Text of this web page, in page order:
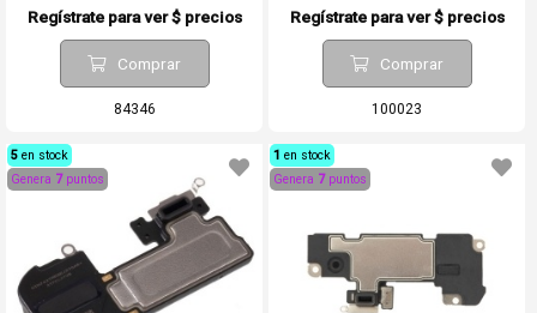
Regístrate para ver $ precios
Comprar
84346
Regístrate para ver $ precios
Comprar
100023
5 en stock
Genera 7puntos
1 en stock
Genera 7puntos